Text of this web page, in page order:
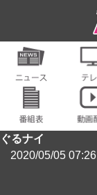
ぐるナイ
2020/05/05 07:26